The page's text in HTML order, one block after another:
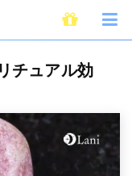
サイトとは？意味・スピリ
チュアル効